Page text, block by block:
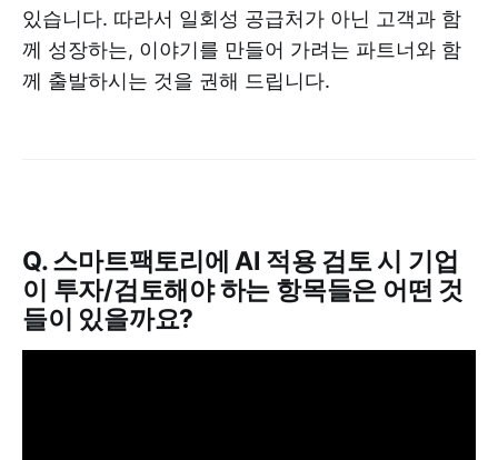
있습니다. 따라서 일회성 공급처가 아닌 고객과 함
께 성장하는, 이야기를 만들어 가려는 파트너와 함
께 출발하시는 것을 권해 드립니다.
Q. 스마트팩토리에 AI 적용 검토 시 기업
이 투자/검토해야 하는 항목들은 어떤 것
들이 있을까요?